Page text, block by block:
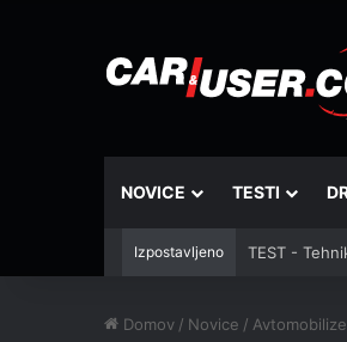
NOVICE TESTI
Izpostavljeno TEST -
Domov / Novice /